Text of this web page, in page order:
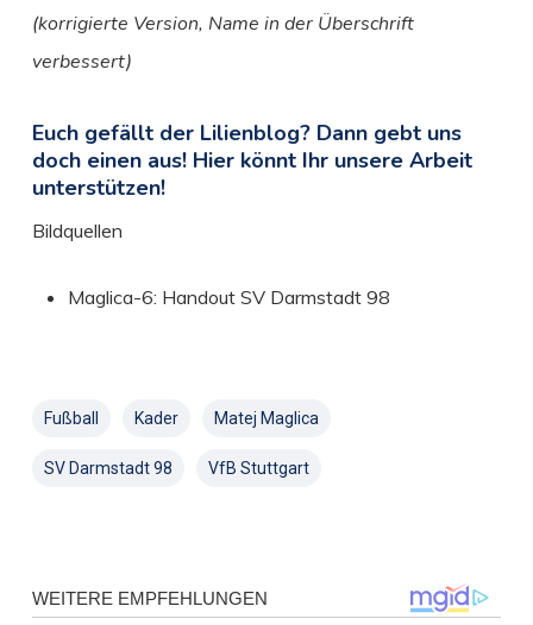
(korrigierte Version, Name in der Überschrift
verbessert)
Euch gefällt der Lilienblog? Dann gebt uns
doch einen aus! Hier könnt Ihr unsere Arbeit
unterstützen!
Bildquellen
Maglica-6: Handout SV Darmstadt 98
Fußball Kader Matej Maglica
SV Darmstadt 98 VfB Stuttgart